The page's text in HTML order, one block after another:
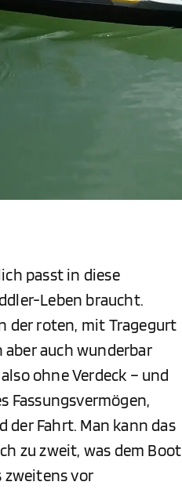
passt in diese
Leben braucht.
der roten, mit Tragegurt
auch wunderbar
ohne Verdeck – und
Fassungsvermögen,
der Fahrt. Man kann das
zu zweit, was dem Boot
vor